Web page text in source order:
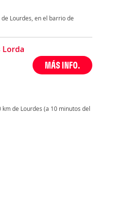
Lourdes, en el barrio de
MÁS INFO.
de Lourdes (a 10 minutos del